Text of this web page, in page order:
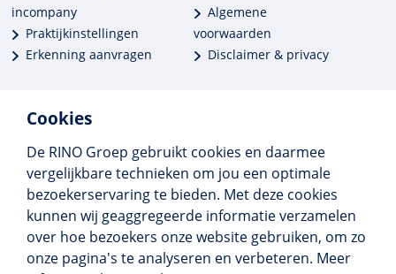
Cookies
De RINO Groep gebruikt cookies en daarmee
vergelijkbare technieken om jou een optimale
bezoekerservaring te bieden. Met deze cookies
kunnen wij geaggregeerde informatie verzamelen
over hoe bezoekers onze website gebruiken, om zo
onze pagina's te analyseren en verbeteren. Meer
incompany
Praktijkinstellingen
Erkenning aanvragen
Algemene
voorwaarden
Disclaimer & privacy
Meer dan 250 opleidingen
Alle BIG-opleidingen in huis
Cedeo-erkend en CRKBO-geregistreerd
Gemiddelde beoordeling 8,4